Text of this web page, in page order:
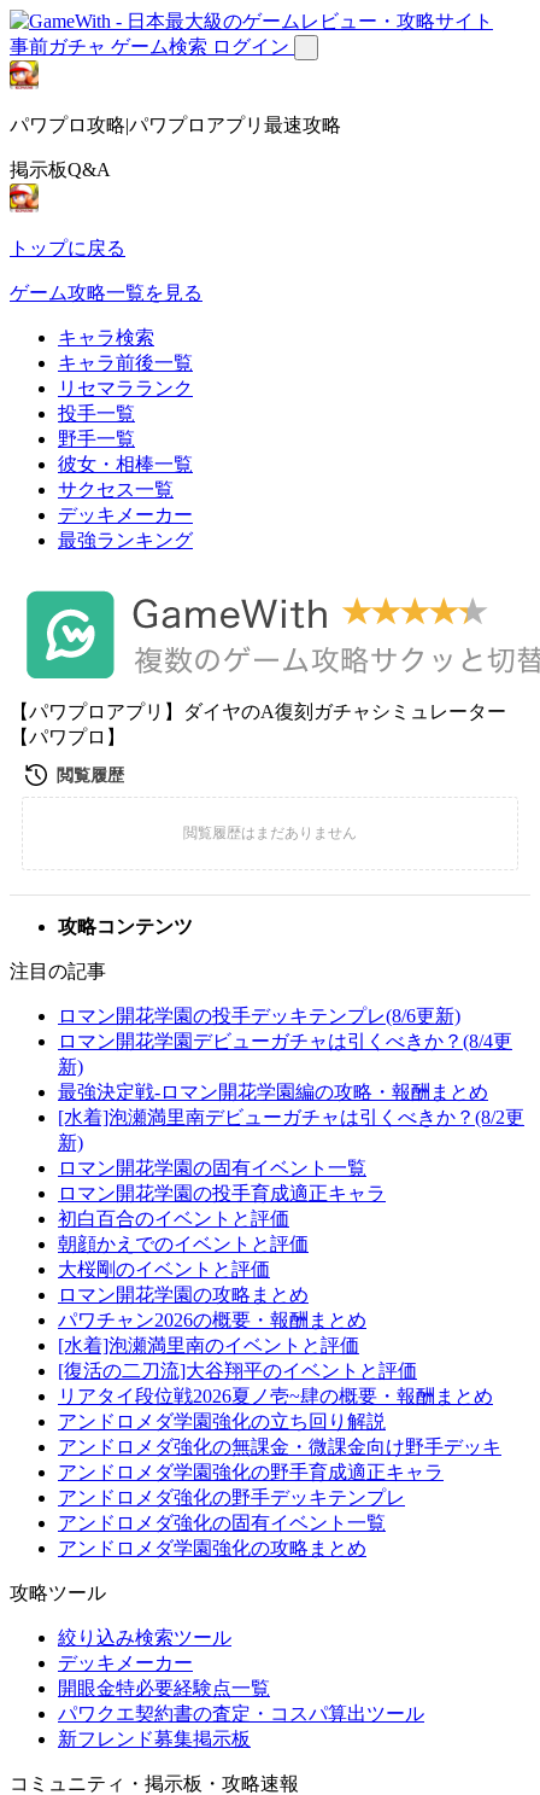
事前ガチャ ゲーム検索 ログイン
パワプロ攻略|パワプロアプリ最速攻略
掲示板Q&A
トップに戻る
ゲーム攻略一覧を見る
キャラ検索
キャラ前後一覧
リセマラランク
投手一覧
野手一覧
彼女・相棒一覧
サクセス一覧
デッキメーカー
最強ランキング
【パワプロアプリ】ダイヤのA復刻ガチャシミュレーター
【パワプロ】
攻略コンテンツ
注目の記事
ロマン開花学園の投手デッキテンプレ(8/6更新)
ロマン開花学園デビューガチャは引くべきか？(8/4更
新)
最強決定戦-ロマン開花学園編の攻略・報酬まとめ
[水着]泡瀬満里南デビューガチャは引くべきか？(8/2更
新)
ロマン開花学園の固有イベント一覧
ロマン開花学園の投手育成適正キャラ
初白百合のイベントと評価
朝顔かえでのイベントと評価
大桜剛のイベントと評価
ロマン開花学園の攻略まとめ
パワチャン2026の概要・報酬まとめ
[水着]泡瀬満里南のイベントと評価
[復活の二刀流]大谷翔平のイベントと評価
リアタイ段位戦2026夏ノ壱~肆の概要・報酬まとめ
アンドロメダ学園強化の立ち回り解説
アンドロメダ強化の無課金・微課金向け野手デッキ
アンドロメダ学園強化の野手育成適正キャラ
アンドロメダ強化の野手デッキテンプレ
アンドロメダ強化の固有イベント一覧
アンドロメダ学園強化の攻略まとめ
攻略ツール
絞り込み検索ツール
デッキメーカー
開眼金特必要経験点一覧
パワクエ契約書の査定・コスパ算出ツール
新フレンド募集掲示板
コミュニティ・掲示板・攻略速報